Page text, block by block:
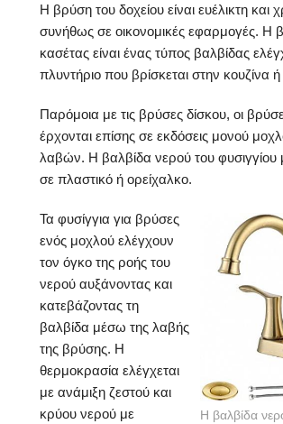
Η βρύση του δοχείου είναι ευέλικτη και
συνήθως σε οικονομικές εφαρμογές. Η
κασέτας είναι ένας τύπος βαλβίδας
πλυντήριο που βρίσκεται στην κουζίνα
Παρόμοια με τις βρύσες δίσκου, οι
έρχονται επίσης σε εκδόσεις μονού
λαβών. Η βαλβίδα νερού του φυσιγγίου
σε πλαστικό ή ορείχαλκο.
Η βαλβίδα
Τα φυσίγγια για βρύσες
ενός μοχλού ελέγχουν
τον όγκο της ροής του
νερού αυξάνοντας και
κατεβάζοντας τη
βαλβίδα μέσω της λαβής
της βρύσης. Η
θερμοκρασία ελέγχεται
με ανάμιξη ζεστού και
κρύου νερού με